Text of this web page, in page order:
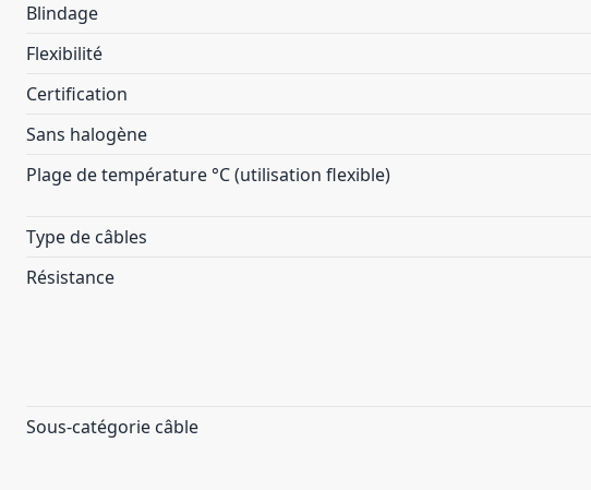
Blindage
Flexibilité
Certification
Sans halogène
Plage de température °C (utilisation flexible)
Type de câbles
Résistance
Sous-catégorie câble